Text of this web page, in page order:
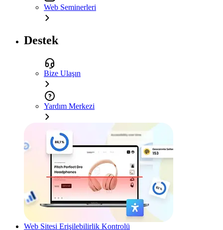
Web Seminerleri
Destek
Bize Ulaşın
Yardım Merkezi
Web Sitesi Erişilebilirlik Kontrolü